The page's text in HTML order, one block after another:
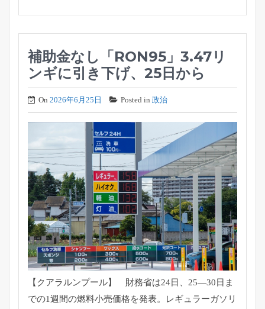
補助金なし「RON95」3.47リ
ンギに引き下げ、25日から
On 2026年6月25日 Posted in 政治
【クアラルンプール】 財務省は24日、25―30日ま
での1週間の燃料小売価格を発表。レギュラーガソリ